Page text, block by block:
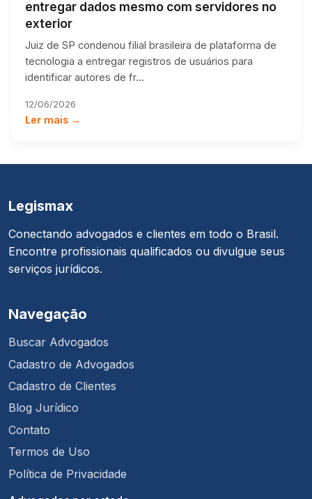
entregar dados mesmo com servidores no
exterior
Juiz de SP condenou filial brasileira de plataforma de
tecnologia a entregar registros de usuários para
identificar autores de fr…
12/06/2026
Ler mais →
Legismax
Conectando advogados e clientes em todo o Brasil.
Encontre profissionais qualificados ou divulgue seus
serviços jurídicos.
Navegação
Buscar Advogados
Cadastro de Advogados
Cadastro de Clientes
Blog Jurídico
Contato
Termos de Uso
Política de Privacidade